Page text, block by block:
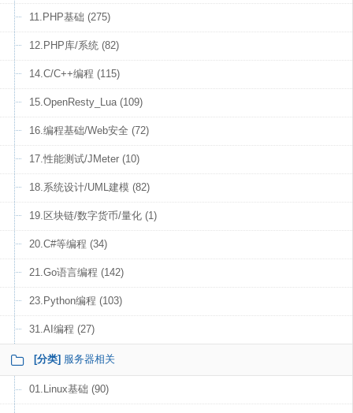
11.PHP基础 (275)
12.PHP库/系统 (82)
14.C/C++编程 (115)
15.OpenResty_Lua (109)
16.编程基础/Web安全 (72)
17.性能测试/JMeter (10)
18.系统设计/UML建模 (82)
19.区块链/数字货币/量化 (1)
20.C#等编程 (34)
21.Go语言编程 (142)
23.Python编程 (103)
31.AI编程 (27)
[分类] 服务器相关
01.Linux基础 (90)